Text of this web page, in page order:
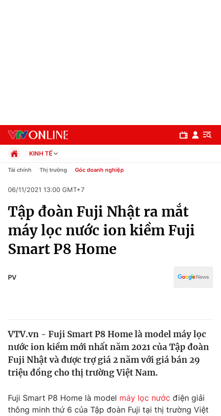
Chuyên mục
Chính trị
Xã hội
Pháp luật
Thế giới
Tin tức
Thế giới đó đây
Câu chuyện quốc tế
Kinh tế
Thị trường
Dữ liệu và đời sống
KINH TẾ
Chính trị
Pháp luật
Kinh tế
Thể thao
Truyền hình
Văn hóa - Giải trí
Tài chính Thị trường Góc doanh nghiệp
06/11/2021 13:00 GMT+7
Tập đoàn Fuji Nhật ra mắt
máy lọc nước ion kiềm Fuji
Smart P8 Home
PV
VTV.vn - Fuji Smart P8 Home là model máy lọc
nước ion kiềm mới nhất năm 2021 của Tập đoàn
Fuji Nhật và được trợ giá 2 năm với giá bán 29
triệu đồng cho thị trường Việt Nam.
Fuji Smart P8 Home là model máy lọc nước điện giải
thông minh thứ 6 của Tập đoàn Fuji tại thị trường Việt